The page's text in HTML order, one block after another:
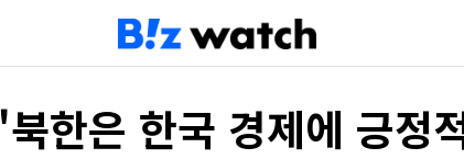
한은 한국 경제에 긍정